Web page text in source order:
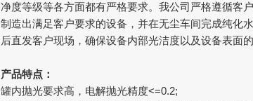
净度等级等各方面都有严格要求。我公司严格遵循客
制造出满足客户要求的设备，并在无尘车间完成纯化
后直发客户现场，确保设备内部光洁度以及设备表面
产品特点：
罐内抛光要求高，电解抛光精度<=0.2;